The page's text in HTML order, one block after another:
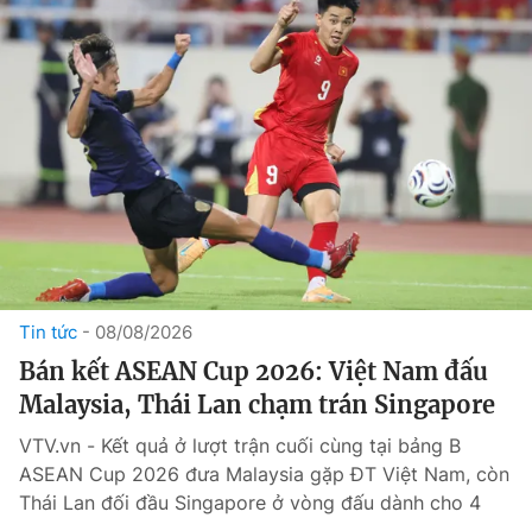
Tin tức 08/08/2026
Bán kết ASEAN Cup 2026: Việt Nam đấu
Malaysia, Thái Lan chạm trán Singapore
VTV.vn - Kết quả ở lượt trận cuối cùng tại bảng B
ASEAN Cup 2026 đưa Malaysia gặp ĐT Việt Nam, còn
Thái Lan đối đầu Singapore ở vòng đấu dành cho 4